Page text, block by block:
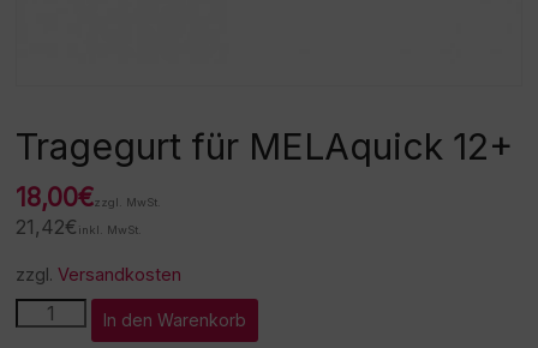
Tragegurt für MELAquick 12+
18,00€zzgl. MwSt.
21,42€ inkl. MwSt.
zzgl.Versandkosten
Tragegurt
für
In den Warenkorb
l